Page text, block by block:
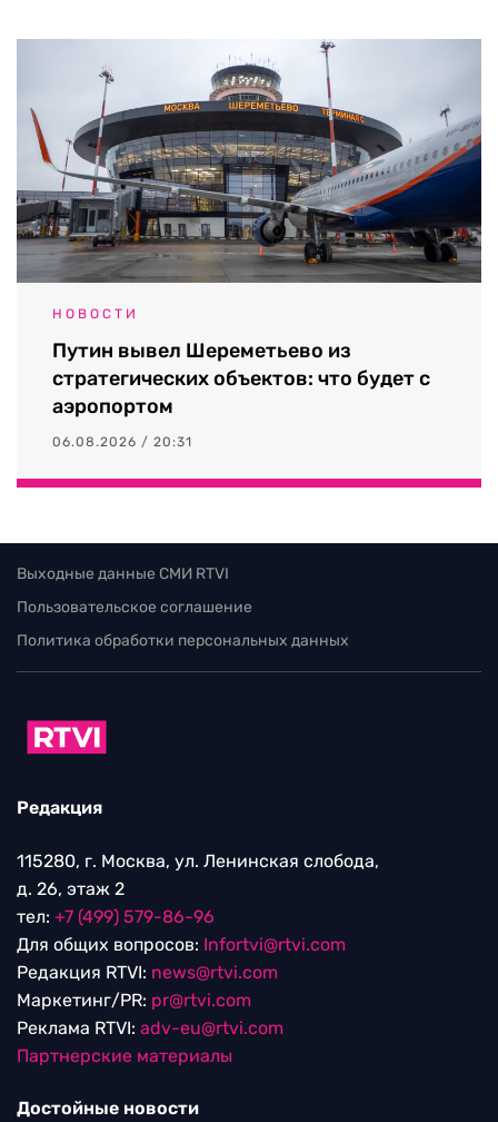
НОВОСТИ
Путин вывел Шереметьево из
стратегических объектов: что будет с
аэропортом
06.08.2026 / 20:31
Выходные данные СМИ RTVI
Пользовательское соглашение
Политика обработки персональных данных
Редакция
115280, г. Москва, ул. Ленинская слобода,
д. 26, этаж 2
тел: +7 (499) 579-86-96
Для общих вопросов: Infortvi@rtvi.com
Редакция RTVI: news@rtvi.com
Маркетинг/PR: pr@rtvi.com
Реклама RTVI: adv-eu@rtvi.com
Партнерские материалы
Достойные новости